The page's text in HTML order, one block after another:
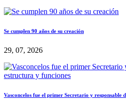
Se cumplen 90 años de su creación
29, 07, 2026
Vasconcelos fue el primer Secretario y